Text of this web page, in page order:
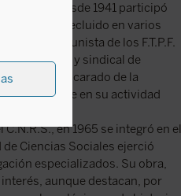
desde 1941 participó
y recluido en varios
comunista de los F.T.P.F.
política y sindical de
enmascarado de la
en su actividad
en 1965 se integró en el
Ciencias Sociales ejerció
especializados. Su obra,
aunque destacan, por